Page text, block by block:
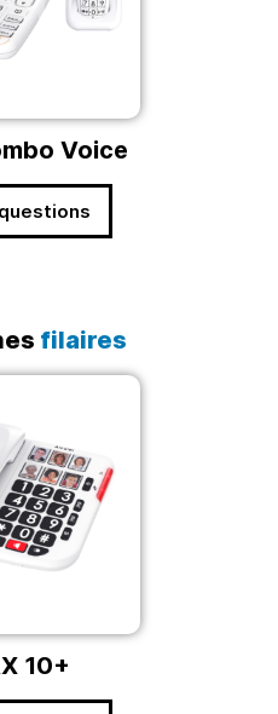
Voice
filaires
10+